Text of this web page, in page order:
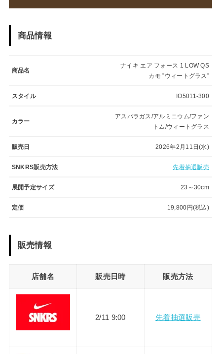
商品情報
商品名
ナイキ エア フォース 1 LOW QS
カモ ”ウィートグラス”
スタイル IO5011-300
カラー
アスパラガス/アルミニウム/ファン
トム/ウィートグラス
販売日 2026年2月11日(水)
SNKRS販売方法 先着抽選販売
展開予定サイズ 23～30cm
定価 19,800円(税込)
販売情報
店舗名 販売日時 販売方法
2/11 9:00 先着抽選販売